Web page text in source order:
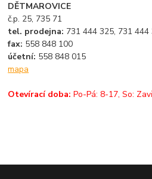
DĚTMAROVICE
č.p. 25, 735 71
tel. prodejna: 731 444 325, 731
fax: 558 848 100
účetní: 558 848 015
mapa
Otevírací doba: Po-Pá: 8-17, So: